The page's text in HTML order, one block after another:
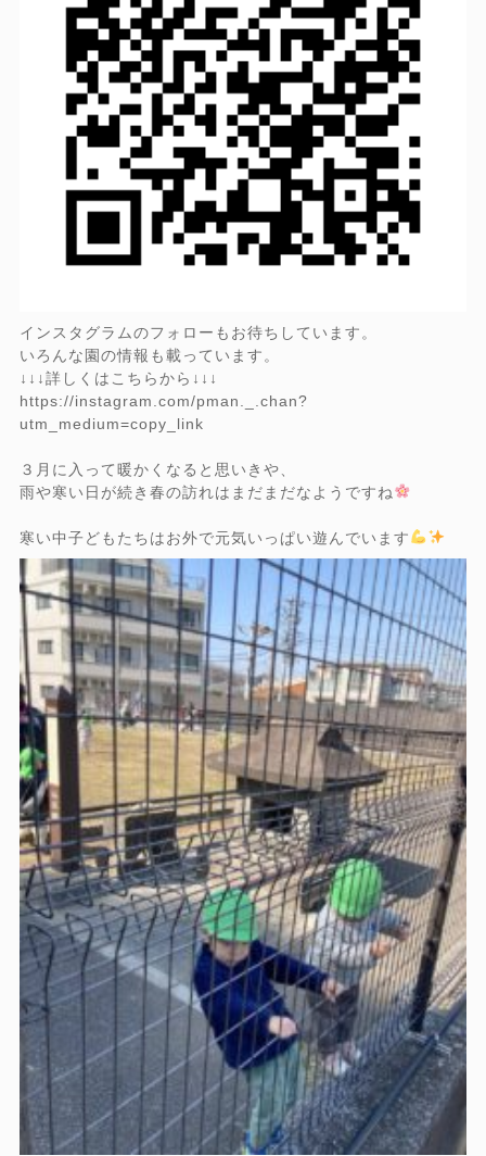
インスタグラムのフォローもお待ちしています。
いろんな園の情報も載っています。
↓↓↓詳しくはこちらから↓↓↓
https://instagram.com/pman._.chan?
utm_medium=copy_link
３月に入って暖かくなると思いきや、
雨や寒い日が続き春の訪れはまだまだなようですね
寒い中子どもたちはお外で元気いっぱい遊んでいます